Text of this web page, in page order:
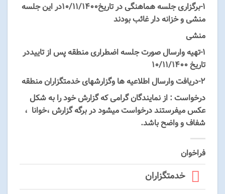
۱-برگزاری جلسه هماهنگی در تاریخ10/۱۱/1400در این جلسه
منشی و خزانه دار غائب بودند
منشی
۱-تهیه وارسال صورت جلسه اضطراری منطقه پس از تاییددر
تاریخ ۱۰/۱۱/۱۴۰۰
۲-دریافت وارسال اطلاعیه ها وگزارشهای خدمتگزاران منطقه
درخواست: از نمایندگان گرامی که گزارش خود را به شکل
عکس میفرستند درخواست میشود در برگه گزارش ،خوانا ،
شفاف و واضح باشد.
فراخوان
خدمتگزاران